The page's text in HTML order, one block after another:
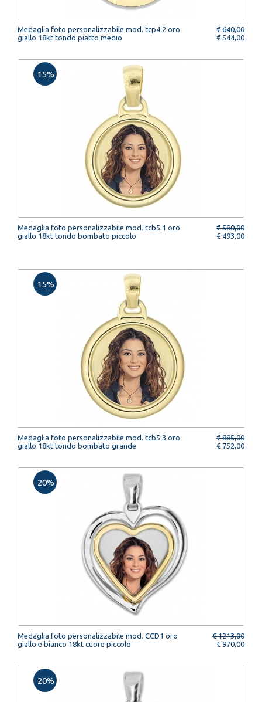
Medaglia foto personalizzabile mod. tcp4.2 oro
giallo 18kt tondo piatto medio
€ 640,00
€ 544,00
Medaglia foto personalizzabile mod. tcb5.1 oro
giallo 18kt tondo bombato piccolo
€ 580,00
€ 493,00
15%
Medaglia foto personalizzabile mod. tcb5.3 oro
giallo 18kt tondo bombato grande
€ 885,00
€ 752,00
15%
Medaglia foto personalizzabile mod. CCD1 oro
giallo e bianco 18kt cuore piccolo
€ 1213,00
€ 970,00
20%
20%